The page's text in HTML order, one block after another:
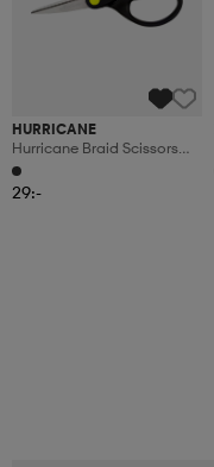
HURRICANE
Hurricane Braid Scissors
13cm
29:-